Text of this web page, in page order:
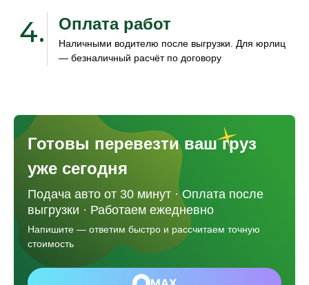
4. Оплата работ
Наличными водителю после выгрузки. Для юрлиц
— безналичный расчёт по договору
Готовы перевезти ваш груз
уже сегодня
Подача авто от 30 минут · Оплата после
выгрузки · Работаем ежедневно
Напишите — ответим быстро и рассчитаем точную
стоимость